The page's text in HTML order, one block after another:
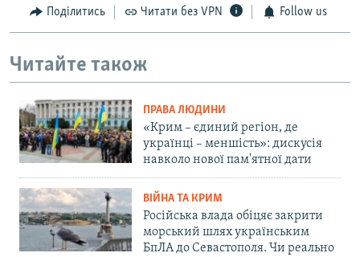
Поділитись Читати без VPN Follow us
Читайте також
ПРАВА ЛЮДИНИ
«Крим – єдиний регіон, де
українці – меншість»: дискусія
навколо нової пам'ятної дати
ВІЙНА ТА КРИМ
Російська влада обіцяє закрити
морський шлях українським
БпЛА до Севастополя. Чи реально